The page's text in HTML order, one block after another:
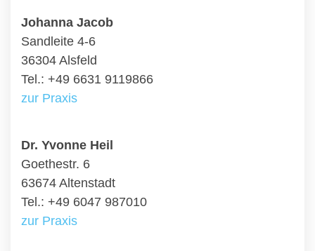
Johanna Jacob
Sandleite 4-6
36304 Alsfeld
Tel.: +49 6631 9119866
zur Praxis
Dr. Yvonne Heil
Goethestr. 6
63674 Altenstadt
Tel.: +49 6047 987010
zur Praxis